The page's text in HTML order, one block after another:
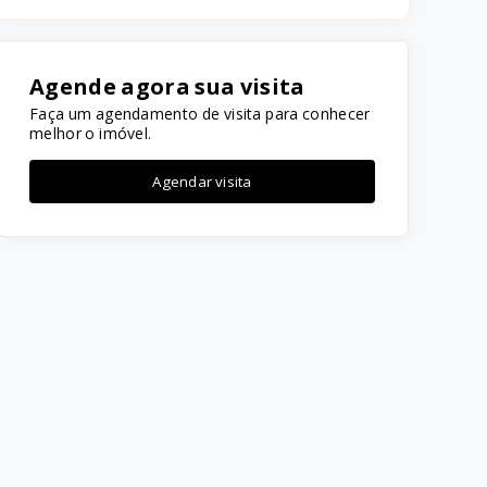
Agende agora sua visita
Faça um agendamento de visita para conhecer
melhor o imóvel.
Agendar visita